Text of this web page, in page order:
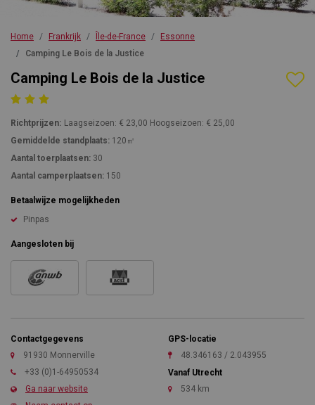
Camping Le Bois de la Justice
Richtprijzen: Laagseizoen: € 23,00 Hoogseizoen: € 25,00
Gemiddelde standplaats: 120㎡
Aantal toerplaatsen: 30
Aantal camperplaatsen: 150
Betaalwijze mogelijkheden
Pinpas
Aangesloten bij
Contactgegevens
91930 Monnerville
+33 (0)1-64950534
Ga naar website
GPS-locatie
48.346163 / 2.043955
Vanaf Utrecht
534 km
Home Frankrijk Île-de-France
Essonne
Camping Le Bois de la Justice